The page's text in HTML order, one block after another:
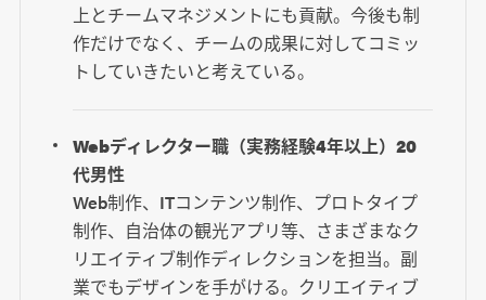
上とチームマネジメントにも貢献。今後も制
作だけでなく、チームの成果に対してコミッ
トしていきたいと考えている。
Webディレクター職（実務経験4年以上）20
代男性
Web制作、ITコンテンツ制作、プロトタイプ
制作、自治体の観光アプリ等、さまざまなク
リエイティブ制作ディレクションを担当。副
業でもデザインを手がける。クリエイティブ